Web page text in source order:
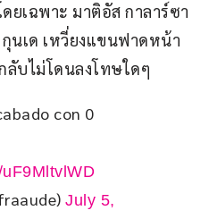
ยเฉพาะ มาติอัส กาลาร์ซา
นเด เหวี่ยงแขนฟาดหน้า
ลับไม่โดนลงโทษใดๆ
con 0
July 5,